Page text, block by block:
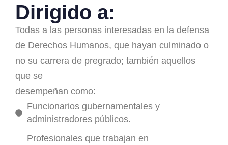
Dirigido a:
Todas a las personas interesadas en la defensa
de Derechos Humanos, que hayan culminado o
no su carrera de pregrado; también aquellos
que se
desempeñan como:
Funcionarios gubernamentales y
administradores públicos.
Profesionales que trabajan en